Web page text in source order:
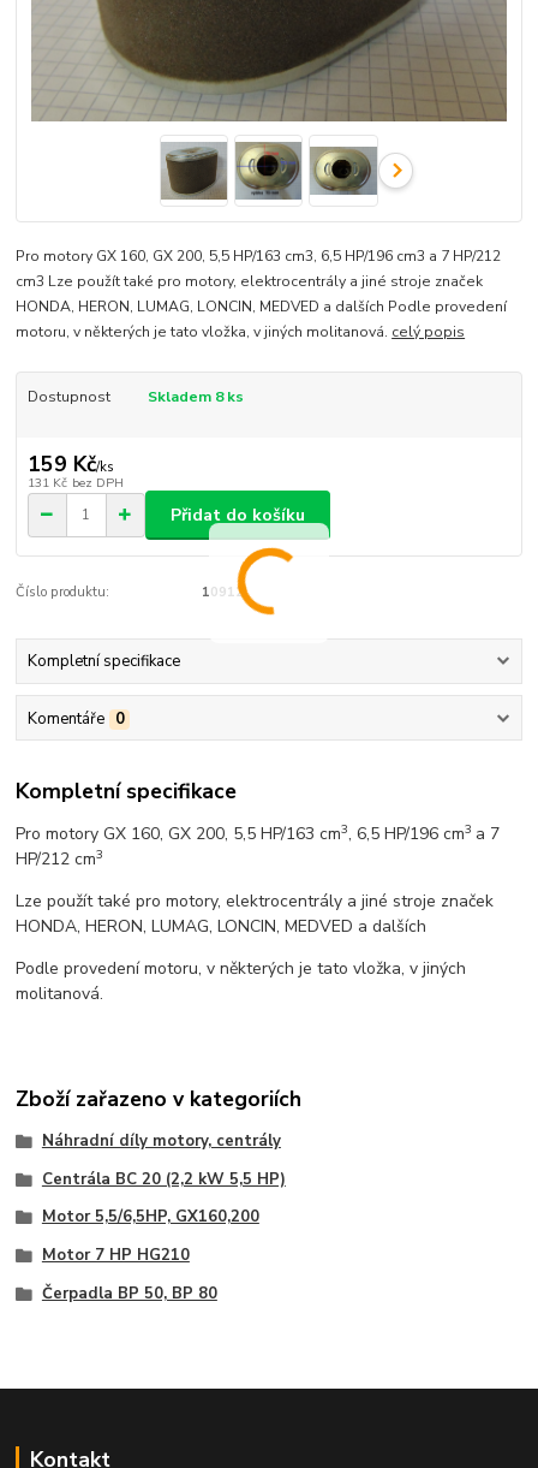
Pro motory GX 160, GX 200, 5,5 HP/163 cm3, 6,5 HP/196 cm3 a 7 HP/212
cm3 Lze použít také pro motory, elektrocentrály a jiné stroje značek
HONDA, HERON, LUMAG, LONCIN, MEDVED a dalších Podle provedení
motoru, v některých je tato vložka, v jiných molitanová. celý popis
Dostupnost Skladem 8 ks
159 Kč/ks
131 Kč bez DPH
Přidat do košíku
Číslo produktu: 10912
Kompletní specifikace
Komentáře 0
Kompletní specifikace
Pro motory GX 160, GX 200, 5,5 HP/163 cm3, 6,5 HP/196 cm3 a 7
HP/212 cm3
Lze použít také pro motory, elektrocentrály a jiné stroje značek
HONDA, HERON, LUMAG, LONCIN, MEDVED a dalších
Podle provedení motoru, v některých je tato vložka, v jiných
molitanová.
Zboží zařazeno v kategoriích
Náhradní díly motory, centrály
Centrála BC 20 (2,2 kW 5,5 HP)
Motor 5,5/6,5HP, GX160,200
Motor 7 HP HG210
Čerpadla BP 50, BP 80
Kontakt